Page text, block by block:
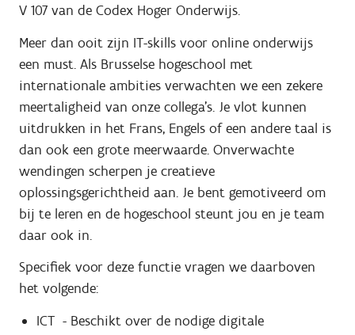
V 107 van de Codex Hoger Onderwijs.
Meer dan ooit zijn IT-skills voor online onderwijs
een must. Als Brusselse hogeschool met
internationale ambities verwachten we een zekere
meertaligheid van onze collega’s. Je vlot kunnen
uitdrukken in het Frans, Engels of een andere taal is
dan ook een grote meerwaarde. Onverwachte
wendingen scherpen je creatieve
oplossingsgerichtheid aan. Je bent gemotiveerd om
bij te leren en de hogeschool steunt jou en je team
daar ook in.
Specifiek voor deze functie vragen we daarboven
het volgende:
ICT - Beschikt over de nodige digitale